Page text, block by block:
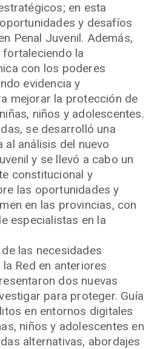
en esta
y desafíos
Penal Juvenil. Además,
fortaleciendo la
con los poderes
evidencia y
mejorar la protección de
niños y adolescentes.
se desarrolló una
al análisis del nuevo
y se llevó a cabo un
constitucional y
las oportunidades y
en las provincias, con
especialistas en la
las necesidades
Red en anteriores
dos nuevas
para proteger. Guía
en entornos digitales
niños y adolescentes en
alternativas, abordajes